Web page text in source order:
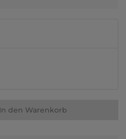
In den Warenkorb